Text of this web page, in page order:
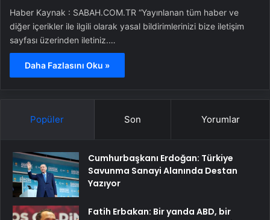
Haber Kaynak : SABAH.COM.TR “Yayınlanan tüm haber ve
diğer içerikler ile ilgili olarak yasal bildirimlerinizi bize iletişim
sayfası üzerinden iletiniz.…
Daha Fazlasını Oku »
Popüler Son Yorumlar
Cumhurbaşkanı Erdoğan: Türkiye
Savunma Sanayi Alanında Destan
Yazıyor
Fatih Erbakan: Bir yanda ABD, bir